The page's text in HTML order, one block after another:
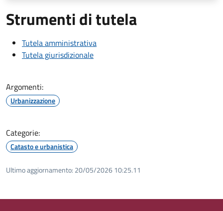
Strumenti di tutela
Tutela amministrativa
Tutela giurisdizionale
Argomenti:
Urbanizzazione
Categorie:
Catasto e urbanistica
Ultimo aggiornamento: 20/05/2026 10:25.11